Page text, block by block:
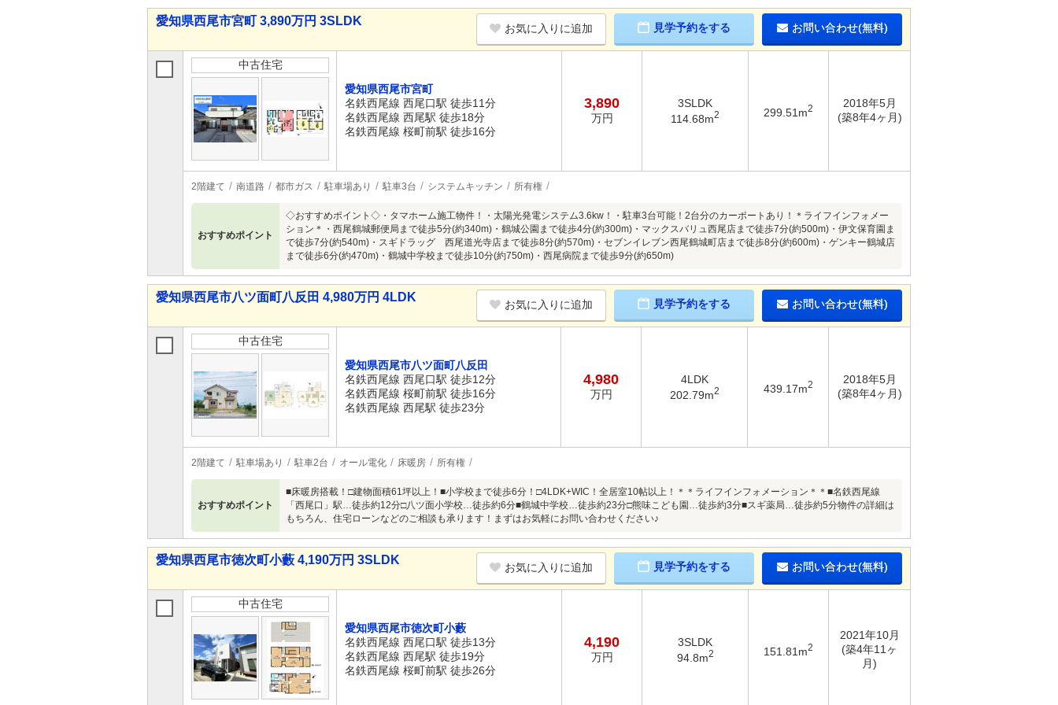
愛知県西尾市宮町 3,890万円 3SLDK
お気に入りに追加 見学予約をする お問い合わせ(無料)
中古住宅
愛知県西尾市宮町
名鉄西尾線 西尾口駅 徒歩11分
名鉄西尾線 西尾駅 徒歩18分
名鉄西尾線 桜町前駅 徒歩16分
3,890
万円
3SLDK
114.68m2 299.51m2
2018年5月
(築8年4ヶ月)
2階建て 南道路 都市ガス 駐車場あり 駐車3台 システムキッチン 所有権
おすすめポイント
◇おすすめポイント◇・タマホーム施工物件！・太陽光発電システム3.6kw！・駐車3台可能！2台分のカーポートあり！＊ライフインフォメー
ション＊・西尾鶴城郵便局まで徒歩5分(約340m)・鶴城公園まで徒歩4分(約300m)・マックスバリュ西尾店まで徒歩7分(約500m)・伊文保育園ま
で徒歩7分(約540m)・スギドラッグ 西尾道光寺店まで徒歩8分(約570m)・セブンイレブン西尾鶴城町店まで徒歩8分(約600m)・ゲンキー鶴城店
まで徒歩6分(約470m)・鶴城中学校まで徒歩10分(約750m)・西尾病院まで徒歩9分(約650m)
愛知県西尾市八ツ面町八反田 4,980万円 4LDK
お気に入りに追加 見学予約をする お問い合わせ(無料)
中古住宅
愛知県西尾市八ツ面町八反田
名鉄西尾線 西尾口駅 徒歩12分
名鉄西尾線 桜町前駅 徒歩16分
名鉄西尾線 西尾駅 徒歩23分
4,980
万円
4LDK
202.79m2 439.17m2
2018年5月
(築8年4ヶ月)
2階建て 駐車場あり 駐車2台 オール電化 床暖房 所有権
おすすめポイント
■床暖房搭載！□建物面積61坪以上！■小学校まで徒歩6分！□4LDK+WIC！全居室10帖以上！＊＊ライフインフォメーション＊＊■名鉄西尾線
「西尾口」駅…徒歩約12分□八ツ面小学校…徒歩約6分■鶴城中学校…徒歩約23分□熊味こども園…徒歩約3分■スギ薬局…徒歩約5分物件の詳細は
もちろん、住宅ローンなどのご相談も承ります！まずはお気軽にお問い合わせください♪
愛知県西尾市徳次町小藪 4,190万円 3SLDK
お気に入りに追加 見学予約をする お問い合わせ(無料)
中古住宅
愛知県西尾市徳次町小藪
名鉄西尾線 西尾口駅 徒歩13分
名鉄西尾線 西尾駅 徒歩19分
名鉄西尾線 桜町前駅 徒歩26分
4,190
万円
3SLDK
94.8m2 151.81m2
2021年10月
(築4年11ヶ
月)